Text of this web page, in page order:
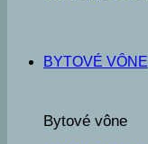
BYTOVÉ VÔNE
Bytové vône